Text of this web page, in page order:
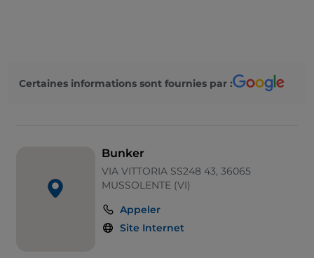
Guichet automatique
Certaines informations sont fournies par :
Bunker
VIA VITTORIA SS248 43, 36065
MUSSOLENTE (VI)
Appeler
Site Internet